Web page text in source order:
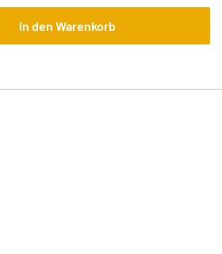
In den Warenkorb